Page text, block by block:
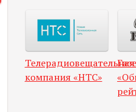
Телерадиовещательная
компания «НТС»